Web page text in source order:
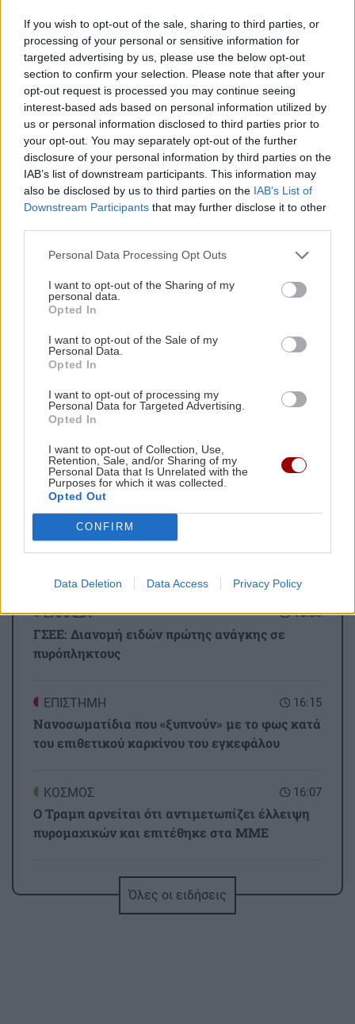
If you wish to opt-out of the sale, sharing to third parties, or
processing of your personal or sensitive information for
targeted advertising by us, please use the below opt-out
section to confirm your selection. Please note that after your
opt-out request is processed you may continue seeing
interest-based ads based on personal information utilized by
us or personal information disclosed to third parties prior to
your opt-out. You may separately opt-out of the further
disclosure of your personal information by third parties on the
IAB’s list of downstream participants. This information may
also be disclosed by us to third parties on the IAB’s List of
Downstream Participants that may further disclose it to other
Personal Data Processing Opt Outs
I want to opt-out of the Sharing of my
personal data.
Opted In
I want to opt-out of the Sale of my
Personal Data.
Opted In
I want to opt-out of processing my
Personal Data for Targeted Advertising.
Opted In
I want to opt-out of Collection, Use,
Retention, Sale, and/or Sharing of my
Personal Data that Is Unrelated with the
Purposes for which it was collected.
Opted Out
CONFIRM
Data Deletion Data Access Privacy Policy
οποίος φέρεται να έχει δώσει εντολή να προστατευθούν
οι αμυντικές δαπάνες και να αναζητηθούν περικοπές σε
άλλους τομείς του κρατικού προϋπολογισμού.
Το ερώτημα πλέον είναι αν οι Ευρωπαίοι βλέπουν
πράγματι ένα παράθυρο ευκαιρίας για διπλωματική
πρωτοβουλία ή αν πρόκειται για μια προσπάθεια που θα
προσκρούσει για ακόμη μία φορά στην αδιαλλαξία του
Κρεμλίνου.
ΔΙΑΒΑΣΤΕ ΕΠΙΣΗΣ
στον κόσμο
Ισραήλ και Λίβανος συμφώνησαν σε παράταση της
εκεχειρίας
"Επιχείρηση Θερισμός": Στα δίχτυα του "Ελληνικού
FBI" και 3ο κύκλωμα του ΟΠΕΚΕΠΕ
Ακολουθήστε το ekriti.gr στο Google Newsκαι
μάθετε πρώτοι όλες τις ειδήσεις για την Κρήτη
και όχι μόνο.
Βλαντιμιρ Πουτιν Ουκρανία
16:30
ΕΛΛΑΔΑ
ΓΣΕΕ: Διανομή ειδών πρώτης ανάγκης σε
πυρόπληκτους
16:15
ΕΠΙΣΤΗΜΗ
Νανοσωματίδια που «ξυπνούν» με το φως κατά
του επιθετικού καρκίνου του εγκεφάλου
16:07
ΚΟΣΜΟΣ
Ο Τραμπ αρνείται ότι αντιμετωπίζει έλλειψη
πυρομαχικών και επιτέθηκε στα ΜΜΕ
GOSSIP - LIFESTYLE
Βίσση: Για φαγητό με το ζεύγος Κούστα στο
Όλες οι ειδήσεις